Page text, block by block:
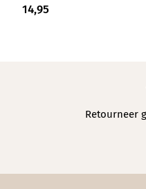
14,95
Retourneer